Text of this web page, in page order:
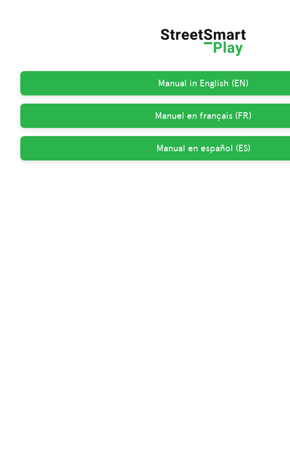
Manual in English (EN)
Manuel en français (FR)
Manual en español (ES)